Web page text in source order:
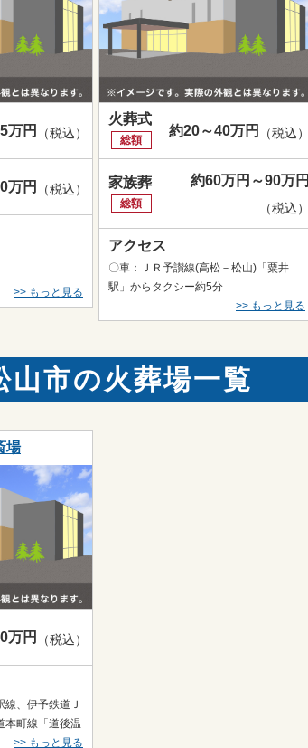
万円 （税込）
万円 （税込）
>> もっと見る
火葬式
総額
約20～40万円 （税込）
家族葬
総額
約60万円～90万円
（税込）
アクセス
〇車：ＪＲ予讃線(高松－松山)「粟井
駅」からタクシー約5分
>> もっと見る
山市の火葬場一覧
場
万円 （税込）
線、伊予鉄道Ｊ
本町線「道後温
分>> もっと見る